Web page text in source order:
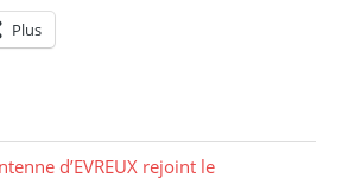
Plus
d’EVREUX rejoint le